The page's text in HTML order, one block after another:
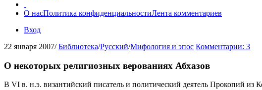
О насПолитика конфиденциальностиЛента комментариев
Вход
22 января 2007/ Библиотека/Русский/Мифология и эпос Комментарии: 3
О некоторых религиозных верованиях Абхазов
В VI в. н.э. византийский писатель и политический деятель Прокопий из